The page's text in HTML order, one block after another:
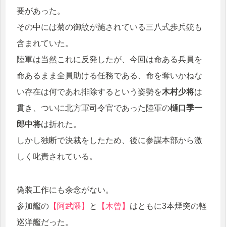
要があった。
その中には菊の御紋が施されている三八式歩兵銃も
含まれていた。
陸軍は当然これに反発したが、今回は命ある兵員を
命あるまま全員助ける任務である、命を奪いかねな
い存在は何であれ排除するという姿勢を木村少将は
貫き、ついに北方軍司令官であった陸軍の樋口季一
郎中将は折れた。
しかし独断で決裁をしたため、後に参謀本部から激
しく叱責されている。
偽装工作にも余念がない。
参加艦の 【阿武隈】 と 【木曾】 はともに3本煙突の軽
巡洋艦だった。